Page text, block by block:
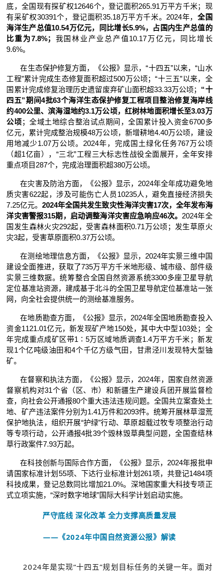
底，全国现有探矿权12646个，登记面积265.91万平方千米；现
有采矿权30391个，登记面积35.18万平方千米。2024年， 全国
海洋生产总值10.54万亿元，同比增长5.9%，占国内生产总值的
比重为7.8%；
我国林业产业总产值10.17万亿元，同比增长
9.6%。
在生态保护修复方面，《公报》显示，“十四五”以来，“山水
工程”累计完成生态修复面积超过500万公顷；“十三五”以来，全
国累计完成修复治理历史遗留废弃矿山面积超33.33万公顷； “十
四五”期间4批63个海洋生态保护修复工程项目整治修复海岸线
约400公里、滨海湿地约3.1万公顷，红树林地面积增长至3.03万
公顷；全域土地综合整治试点期间，全国累计投入资金6700多
亿元，累计完成整治规模48万公顷，新增耕地4.40万公顷，建设
用地减少1.07万公顷。2024年，完成国土绿化任务767万公顷
（超1亿亩），“三北”工程三大标志性战役全面展开，全年安排
重点项目287个，完成治理面积超380万公顷。
在灾害及防治方面，《公报》显示，2024年全年成功避免地
质灾害622起，涉及可能伤亡人员10235人，避免直接经济损失
7.25亿元。2024年全国共发生致灾性海洋灾害17次，全年发布海
洋灾害警报315期，启动调整海洋灾害应急响应46次。 2024年全
国发生森林火灾292起，受害森林面积0.71万公顷；发生草原火
灾3起，受害草原面积0.37万公顷。
在测绘地理信息方面，《公报》显示，2024年实景三维中国
建设全面推进，获取了735万平方千米地形级、城市级、部件级
实景三维数据。统筹整合全国自然资源系统3300多座卫星导航
定位基准站资源，建成基于北斗的全国卫星导航定位基准站一张
网，向全社会提供统一的测绘基准服务。
在地质勘查方面，《公报》显示，2024年全国地质勘查投入
资金1121.01亿元，新发现矿产地150处，其中大中型103处；全
年完成重点成矿区带1∶5万区域地质调查1.4万平方千米；新发
现1个亿吨级油田和4个千亿方级气田，甘肃泾川发现特大型铀
矿。
在督察和执法方面，《公报》显示，2024年，国家自然资源
督察机构对31个省（区、市）和新疆生产建设兵团开展监督检
查，向社会公开通报80个重大违法违规问题。全国共立案查处土
地、矿产违法案件分别为1.41万件和2093件。统筹开展林草湿荒
保护地执法，组织开展“护绿”行动、草原超载过牧专项整治行动
等专项行动，公开通报4批39个毁林毁草典型问题，全国查结林
草行政案件7.93万起。
在科技创新与国际合作方面，《公报》显示，2024年报批申
请国家标准计划55项、下达行业标准计划261项，共登记1484项
科技成果，登记总数同比增加21.0%。深地国家重大科技专项正
式立项实施，“深时数字地球”国际大科学计划启动实施。
严守底线 深化改革 全力支撑高质量发展
——《2024年中国自然资源公报》解读
2024年是实现“十四五”规划目标任务的关键一年。面对